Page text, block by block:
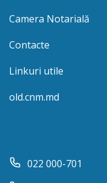
Camera Notarială
Contacte
Linkuri utile
old.cnm.md
022 000-701